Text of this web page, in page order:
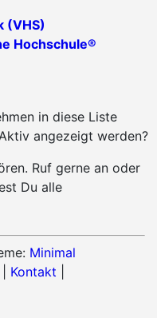
(VHS)
Hochschule®
in diese Liste
angezeigt werden?
Ruf gerne an oder
Du alle
Minimal
Kontakt